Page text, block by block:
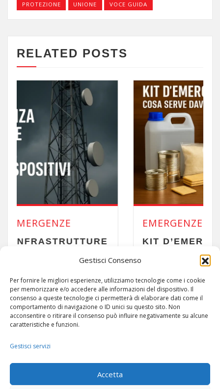
Gestisci Consenso
Per fornire le migliori esperienze, utilizziamo tecnologie come i cookie
per memorizzare e/o accedere alle informazioni del dispositivo. Il
consenso a queste tecnologie ci permetterà di elaborare dati come il
comportamento di navigazione o ID unici su questo sito. Non
acconsentire o ritirare il consenso può influire negativamente su alcune
caratteristiche e funzioni.
Gestisci servizi
Accetta
PROTEZIONE UNIONE VOCE GUIDA
RELATED POSTS
EMERGENZE
KIT D’EMERGENZA PER 72 ORE: